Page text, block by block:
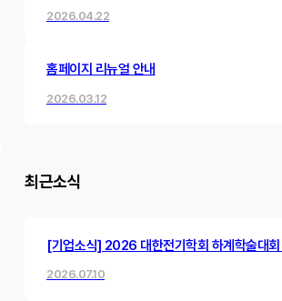
2026.04.22
홈페이지 리뉴얼 안내
2026.03.12
최근소식
[기업소식] 2026 대한전기학회 하계학술대회
2026.07.10